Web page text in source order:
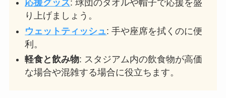
応援グッズ: 球団のタオルや帽子で応援を盛
り上げましょう。
ウェットティッシュ: 手や座席を拭くのに便
利。
軽食と飲み物: スタジアム内の飲食物が高価
な場合や混雑する場合に役立ちます。